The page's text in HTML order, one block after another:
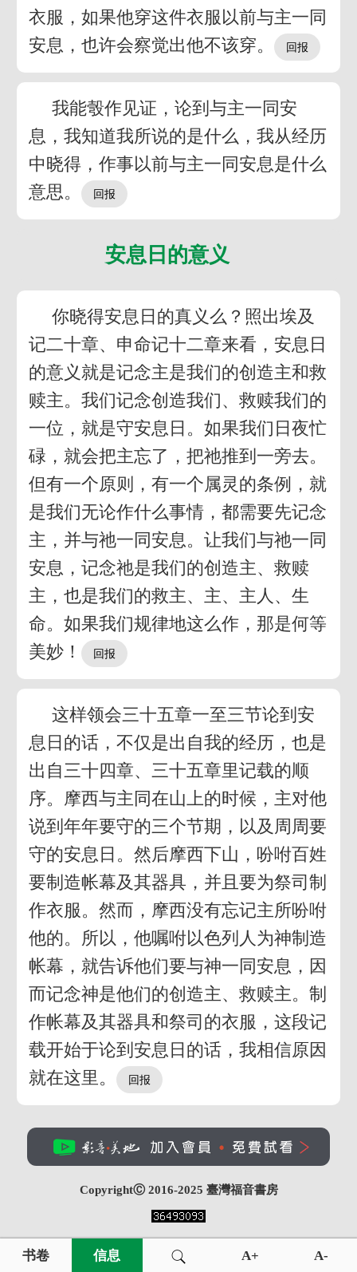
衣服，如果他穿这件衣服以前与主一同
安息，也许会察觉出他不该穿。
我能彀作见证，论到与主一同安
息，我知道我所说的是什么，我从经历
中晓得，作事以前与主一同安息是什么
意思。
安息日的意义
你晓得安息日的真义么？照出埃及
记二十章、申命记十二章来看，安息日
的意义就是记念主是我们的创造主和救
赎主。我们记念创造我们、救赎我们的
一位，就是守安息日。如果我们日夜忙
碌，就会把主忘了，把祂推到一旁去。
但有一个原则，有一个属灵的条例，就
是我们无论作什么事情，都需要先记念
主，并与祂一同安息。让我们与祂一同
安息，记念祂是我们的创造主、救赎
主，也是我们的救主、主、主人、生
命。如果我们规律地这么作，那是何等
美妙！
这样领会三十五章一至三节论到安
息日的话，不仅是出自我的经历，也是
出自三十四章、三十五章里记载的顺
序。摩西与主同在山上的时候，主对他
说到年年要守的三个节期，以及周周要
守的安息日。然后摩西下山，吩咐百姓
要制造帐幕及其器具，并且要为祭司制
作衣服。然而，摩西没有忘记主所吩咐
他的。所以，他嘱咐以色列人为神制造
帐幕，就告诉他们要与神一同安息，因
而记念神是他们的创造主、救赎主。制
作帐幕及其器具和祭司的衣服，这段记
载开始于论到安息日的话，我相信原因
就在这里。
CopyrightⒸ 2016-2025 臺灣福音書房
书卷 信息 A+ A-